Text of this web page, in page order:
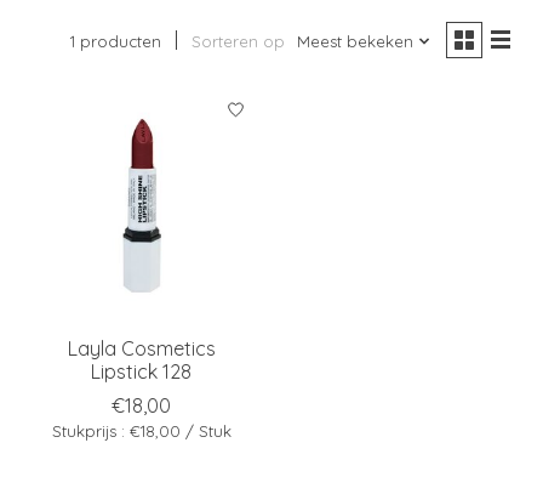
1 producten Sorteren op Meest bekeken
Layla Cosmetics
Lipstick 128
€18,00
Stukprijs : €18,00 / Stuk